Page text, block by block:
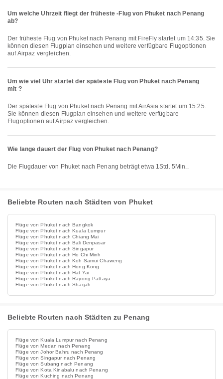
Um welche Uhrzeit fliegt der früheste -Flug von Phuket nach Penang
ab?
Der früheste Flug von Phuket nach Penang mit FireFly startet um 14:35. Sie
können diesen Flugplan einsehen und weitere verfügbare Flugoptionen
auf Airpaz vergleichen.
Um wie viel Uhr startet der späteste Flug von Phuket nach Penang
mit ?
Der späteste Flug von Phuket nach Penang mit AirAsia startet um 15:25.
Sie können diesen Flugplan einsehen und weitere verfügbare
Flugoptionen auf Airpaz vergleichen.
Wie lange dauert der Flug von Phuket nach Penang?
Die Flugdauer von Phuket nach Penang beträgt etwa 1Std. 5Min..
Beliebte Routen nach Städten von Phuket
Flüge von Phuket nach Bangkok
Flüge von Phuket nach Kuala Lumpur
Flüge von Phuket nach Chiang Mai
Flüge von Phuket nach Bali Denpasar
Flüge von Phuket nach Singapur
Flüge von Phuket nach Ho Chi Minh
Flüge von Phuket nach Koh Samui Chaweng
Flüge von Phuket nach Hong Kong
Flüge von Phuket nach Hat Yai
Flüge von Phuket nach Rayong Pattaya
Flüge von Phuket nach Sharjah
Beliebte Routen nach Städten zu Penang
Flüge von Kuala Lumpur nach Penang
Flüge von Medan nach Penang
Flüge von Johor Bahru nach Penang
Flüge von Singapur nach Penang
Flüge von Subang nach Penang
Flüge von Kota Kinabalu nach Penang
Flüge von Kuching nach Penang